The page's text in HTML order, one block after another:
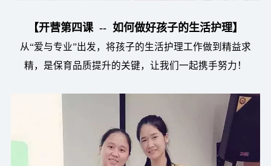
【开营第四课 -- 如何做好孩子的生活护理】
从“爱与专业”出发，将孩子的生活护理工作做到精益求
精，是保育品质提升的关键，让我们一起携手努力！